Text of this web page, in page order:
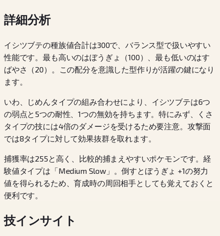
詳細分析
イシツブテの種族値合計は300で、バランス型で扱いやすい
性能です。最も高いのはぼうぎょ（100）、最も低いのはす
ばやさ（20）。この配分を意識した型作りが活躍の鍵になり
ます。
いわ、じめんタイプの組み合わせにより、イシツブテは6つ
の弱点と5つの耐性、1つの無効を持ちます。特にみず、くさ
タイプの技には4倍のダメージを受けるため要注意。攻撃面
では8タイプに対して効果抜群を取れます。
捕獲率は255と高く、比較的捕まえやすいポケモンです。経
験値タイプは「Medium Slow」。倒すとぼうぎょ +1の努力
値を得られるため、育成時の周回相手としても覚えておくと
便利です。
技インサイト